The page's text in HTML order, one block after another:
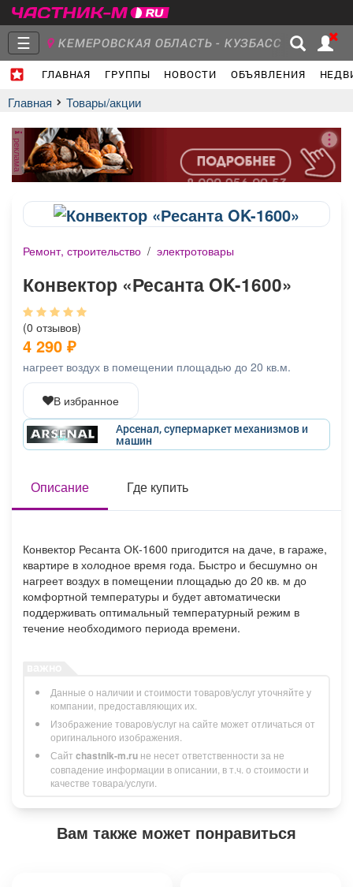
☰ КЕМЕРОВСКАЯ ОБЛАСТЬ - КУЗБАСС
ГЛАВНАЯ ГРУППЫ НОВОСТИ ОБЪЯВЛЕНИЯ
Главная
Объявления Недвижимость Услуги
Проекты
Товары Поздравления Погода
Я - пенсионер
Главная Товары/акции
реклама
Ремонт, строительство / электротовары
Конвектор «Ресанта OK-1600»
(0 отзывов)
4 290 ₽
нагреет воздух в помещении площадью до 20 кв.м.
В избранное
Арсенал, супермаркет механизмов и
машин
Описание Где купить
Конвектор Ресанта ОК-1600 пригодится на даче, в гараже,
квартире в холодное время года. Быстро и бесшумно он
нагреет воздух в помещении площадью до 20 кв. м до
комфортной температуры и будет автоматически
поддерживать оптимальный температурный режим в
течение необходимого периода времени.
Данные о наличии и стоимости товаров/услуг уточняйте у
компании, предоставляющих их.
Изображение товаров/услуг на сайте может отличаться от
оригинального изображения.
Сайт chastnik-m.ru не несет ответственности за не
совпадение информации в описании, в т.ч. о стоимости и
качестве товара/услуги.
Вам также может понравиться